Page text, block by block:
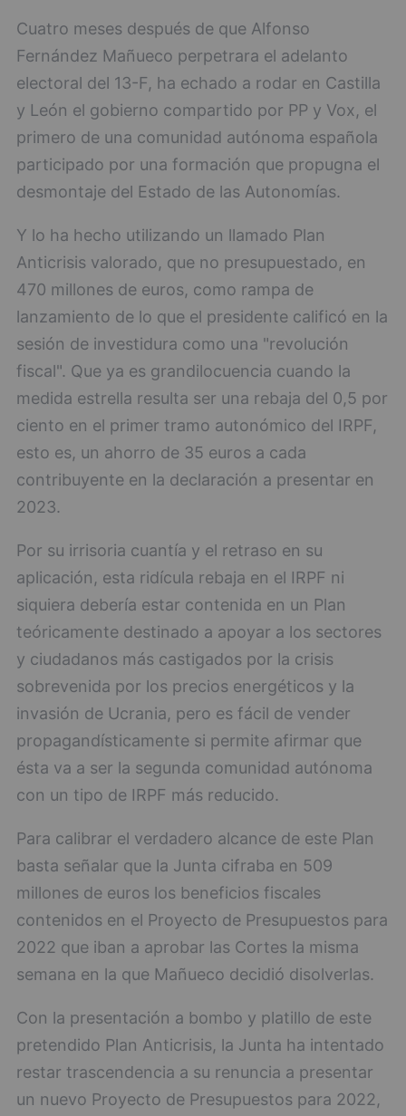
Cuatro meses después de que Alfonso
Fernández Mañueco perpetrara el adelanto
electoral del 13-F, ha echado a rodar en Castilla
y León el gobierno compartido por PP y Vox, el
primero de una comunidad autónoma española
participado por una formación que propugna el
desmontaje del Estado de las Autonomías.
Y lo ha hecho utilizando un llamado Plan
Anticrisis valorado, que no presupuestado, en
470 millones de euros, como rampa de
lanzamiento de lo que el presidente calificó en la
sesión de investidura como una "revolución
fiscal". Que ya es grandilocuencia cuando la
medida estrella resulta ser una rebaja del 0,5 por
ciento en el primer tramo autonómico del IRPF,
esto es, un ahorro de 35 euros a cada
contribuyente en la declaración a presentar en
2023.
Por su irrisoria cuantía y el retraso en su
aplicación, esta ridícula rebaja en el IRPF ni
siquiera debería estar contenida en un Plan
teóricamente destinado a apoyar a los sectores
y ciudadanos más castigados por la crisis
sobrevenida por los precios energéticos y la
invasión de Ucrania, pero es fácil de vender
propagandísticamente si permite afirmar que
ésta va a ser la segunda comunidad autónoma
con un tipo de IRPF más reducido.
Para calibrar el verdadero alcance de este Plan
basta señalar que la Junta cifraba en 509
millones de euros los beneficios fiscales
contenidos en el Proyecto de Presupuestos para
2022 que iban a aprobar las Cortes la misma
semana en la que Mañueco decidió disolverlas.
Con la presentación a bombo y platillo de este
pretendido Plan Anticrisis, la Junta ha intentado
restar trascendencia a su renuncia a presentar
un nuevo Proyecto de Presupuestos para 2022,